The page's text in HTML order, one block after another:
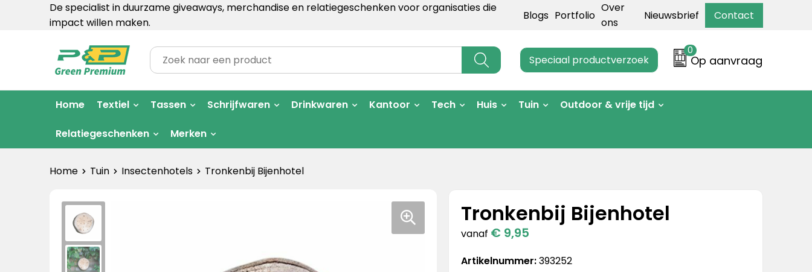
De specialist in duurzame giveaways, merchandise en relatiegeschenken voor organisaties die
impact willen maken.
Blogs Portfolio
Over
ons
Nieuwsbrief Contact
Speciaal productverzoek
0
Op aanvraag
Home Textiel Tassen Schrijfwaren Drinkwaren Kantoor Tech Huis Tuin Outdoor & vrije tijd
Relatiegeschenken Merken
Home Tuin Insectenhotels Tronkenbij Bijenhotel
Tronkenbij Bijenhotel
vanaf € 9,95
Artikelnummer:393252